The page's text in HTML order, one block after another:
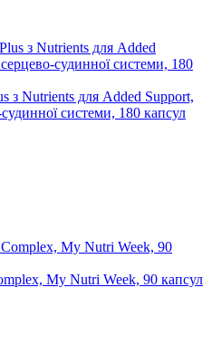
з Nutrients для Added Support,
системи, 180 капсул
My Nutri Week, 90 капсул